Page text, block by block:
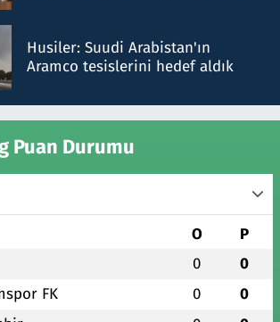
Husiler: Suudi Arabistan'ın
Aramco tesislerini hedef aldık
Puan Durumu
O P
0 0
FK 0 0